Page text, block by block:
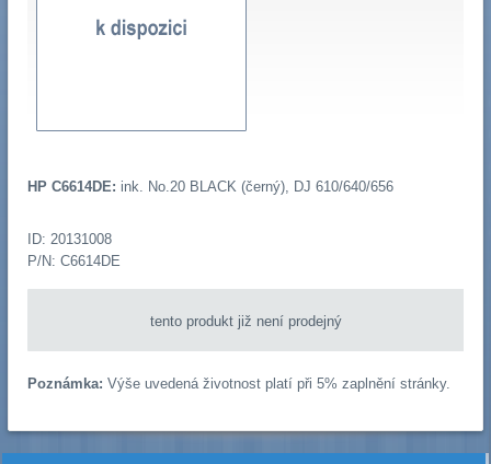
HP C6614DE: ink. No.20 BLACK (černý), DJ 610/640/656
ID: 20131008
P/N: C6614DE
tento produkt již není prodejný
Poznámka: Výše uvedená životnost platí při 5% zaplnění stránky.